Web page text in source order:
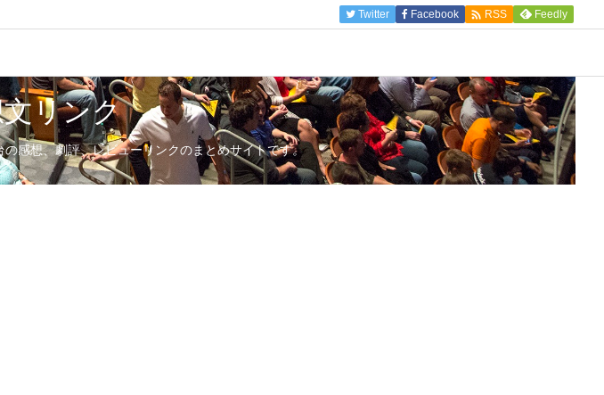
Twitter Facebook  RSS Feedly
リンク
感想、劇評、レビューリンクのまとめサイトです。